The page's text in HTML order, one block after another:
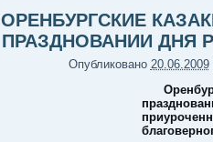
ОРЕНБУРГСКИЕ
ПРАЗДНОВАНИИ ДНЯ
Опубликовано 20.06.2009|